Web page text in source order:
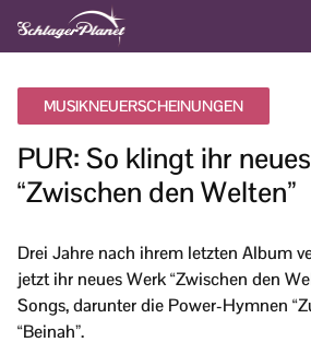
MUSIKNEUERSCHEINUNGEN
PUR: So klingt ihr
“Zwischen den Welten”
Drei Jahre nach ihrem letzten Album
jetzt ihr neues Werk “Zwischen den
Songs, darunter die Power-Hymnen
“Beinah”.